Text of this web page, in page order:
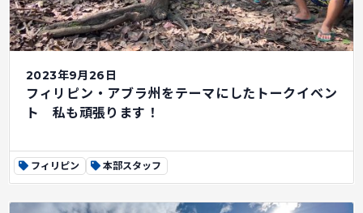
2023年9月26日
フィリピン・アブラ州をテーマにしたトークイベン
ト 私も頑張ります！
フィリピン 本部スタッフ